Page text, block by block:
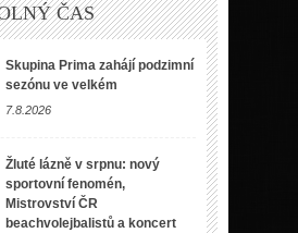
ČAS
Skupina Prima zahájí podzimní
sezónu ve velkém
7.8.2026
Žluté lázně v srpnu: nový
sportovní fenomén,
Mistrovství ČR
beachvolejbalistů a koncert